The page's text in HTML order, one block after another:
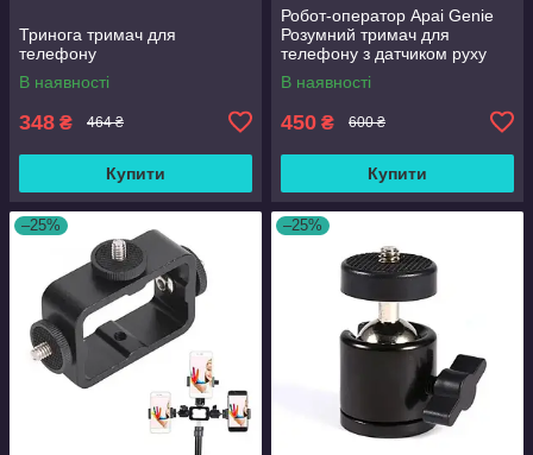
Тринога тримач для
телефону
В наявності
348 ₴ 464 ₴
Купити
Робот-оператор Apai Genie
Розумний тримач для
телефону з датчиком руху
360 градусів Оригінал
В наявності
450 ₴ 600 ₴
Купити
–25% –25%